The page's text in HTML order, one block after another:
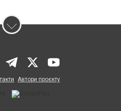
Автори проєкту